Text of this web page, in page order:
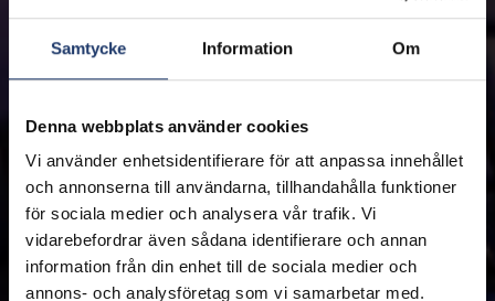
Samtycke Information Om
Denna webbplats använder cookies
Vi använder enhetsidentifierare för att anpassa innehållet
och annonserna till användarna, tillhandahålla funktioner
för sociala medier och analysera vår trafik. Vi
vidarebefordrar även sådana identifierare och annan
information från din enhet till de sociala medier och
annons- och analysföretag som vi samarbetar med.